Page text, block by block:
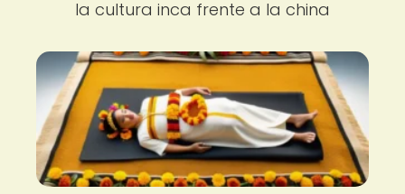
la cultura inca frente a la china